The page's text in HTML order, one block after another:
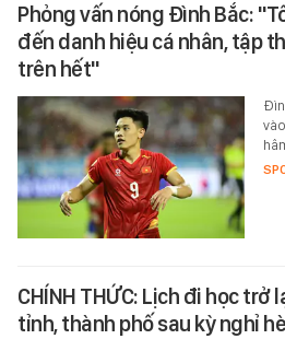
Phỏng vấn nóng Đình Bắc:
đến danh hiệu cá nhân, tập
trên hết"
CHÍNH THỨC: Lịch đi học trở
tỉnh, thành phố sau kỳ nghỉ hè